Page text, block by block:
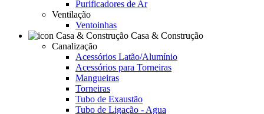
Purificadores de Ar
Ventilação
Ventoinhas
Casa & Construção
Canalização
Acessórios Latão/Alumínio
Acessórios para Torneiras
Mangueiras
Torneiras
Tubo de Exaustão
Tubo de Ligação - Agua